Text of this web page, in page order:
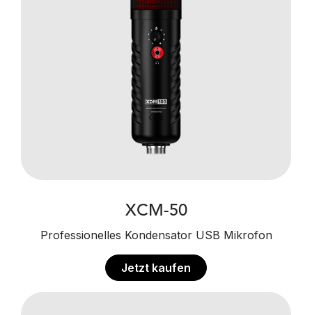
XCM-50
Professionelles Kondensator USB Mikrofon
Jetzt kaufen